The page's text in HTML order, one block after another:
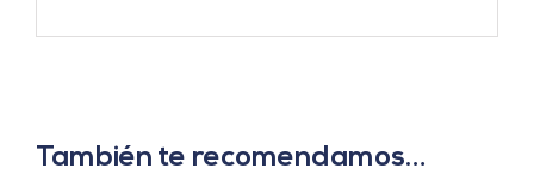
También te recomendamos…